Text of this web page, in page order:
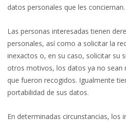
datos personales que les conciernan.
Las personas interesadas tienen
personales, así como a solicitar la
inexactos o, en su caso, solicitar su
otros motivos, los datos ya no sean
que fueron recogidos. Igualmente
portabilidad de sus datos.
En determinadas circunstancias, los